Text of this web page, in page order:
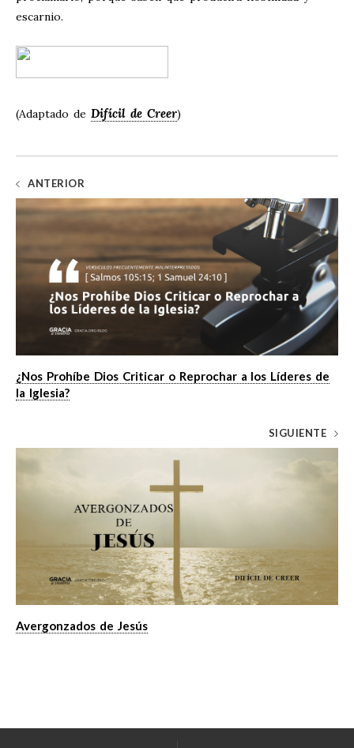
escarnio.
(Adaptado de Difícil de Creer)
ANTERIOR
¿Nos Prohíbe Dios Criticar o Reprochar a los Líderes de
la Iglesia?
SIGUIENTE
Avergonzados de Jesús